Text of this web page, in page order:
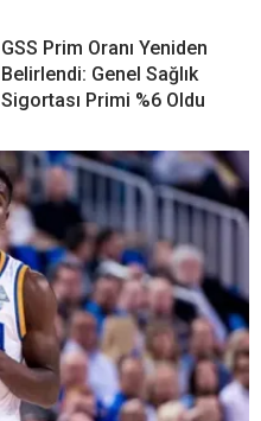
GSS Prim Oranı Yeniden
Belirlendi: Genel Sağlık
Sigortası Primi %6 Oldu